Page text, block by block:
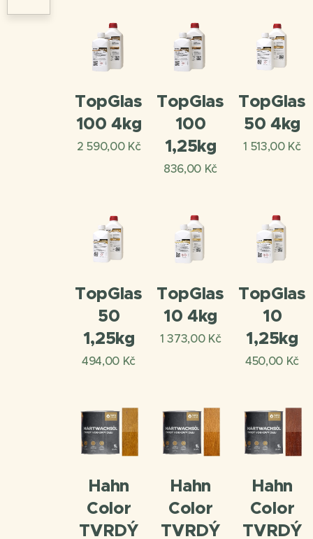
TopGlass
100 4kg
2 590,00Kč
TopGlass
100
1,25kg
836,00 Kč
50 4kg
1 513,00Kč
TopGlass
50
1,25kg
494,00 Kč
TopGlass
10 4kg
1 373,00Kč
10
1,25kg
450,00 Kč
Hahn
Color
TVRDÝ
Hahn
Color
TVRDÝ
Hahn
Color
TVRDÝ